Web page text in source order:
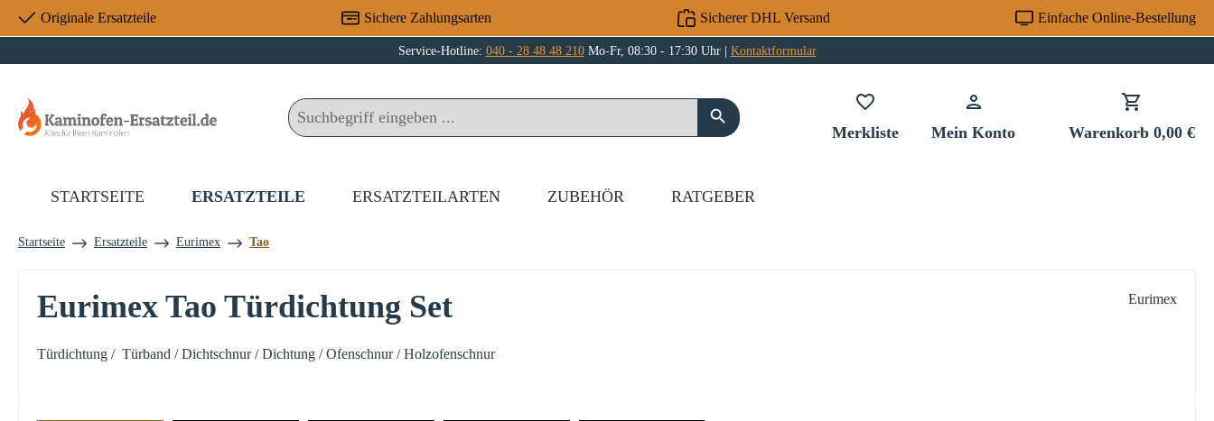
Hauptinhalt springen
Zur Suche springen
Zur Hauptnavigation springen
Originale Ersatzteile Sichere Zahlungsarten Sicherer DHL Versand Einfache Online-Bestellung
Service-Hotline: 040 - 28 48 48 210Mo-Fr, 08:30 - 17:30 Uhr | Kontaktformular
MerklisteDu hast 0 Produkte auf dem Merkzettel
Mein Konto Warenkorb 0,00 €
STARTSEITE ERSATZTEILE ERSATZTEILARTEN ZUBEHÖR RATGEBER
Startseite Ersatzteile Eurimex Tao
Eurimex Tao Türdichtung Set
Türdichtung / Türband / Dichtschnur / Dichtung / Ofenschnur / Holzofenschnur
Eurimex